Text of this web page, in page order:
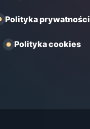
Polityka prywatności
Polityka cookies